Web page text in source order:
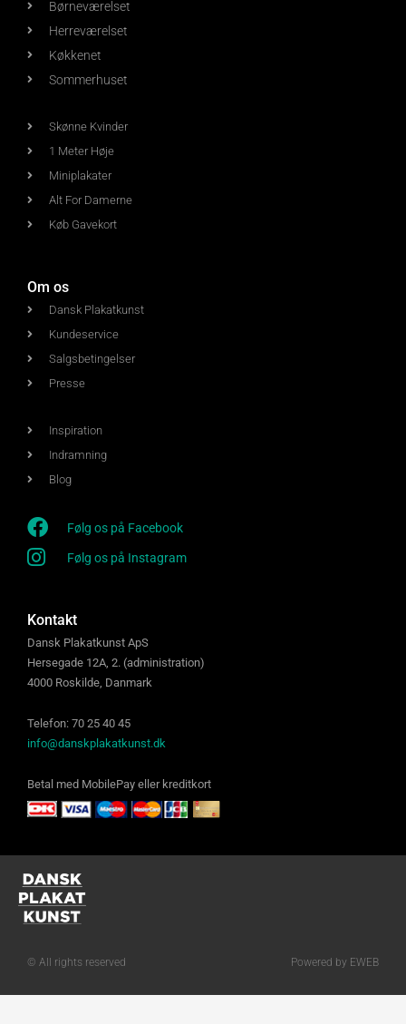
Børneværelset
Herreværelset
Køkkenet
Sommerhuset
Skønne Kvinder
1 Meter Høje
Miniplakater
Alt For Damerne
Køb Gavekort
Om os
Dansk Plakatkunst
Kundeservice
Salgsbetingelser
Presse
Inspiration
Indramning
Blog
Følg os på Facebook
Følg os på Instagram
Kontakt
Dansk Plakatkunst ApS
Hersegade 12A, 2. (administration)
4000 Roskilde, Danmark
Telefon: 70 25 40 45
info@danskplakatkunst.dk
Betal med MobilePay eller kreditkort
© All rights reserved Powered by EWEB